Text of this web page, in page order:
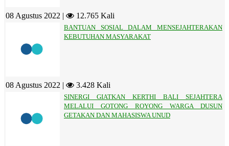
08 Agustus 2022 | 12.765 Kali
BANTUAN SOSIAL DALAM MENSEJAHTERAKAN
KEBUTUHAN MASYARAKAT
08 Agustus 2022 | 3.428 Kali
SINERGI GIATKAN KERTHI BALI SEJAHTERA
MELALUI GOTONG ROYONG WARGA DUSUN
GETAKAN DAN MAHASISWA UNUD